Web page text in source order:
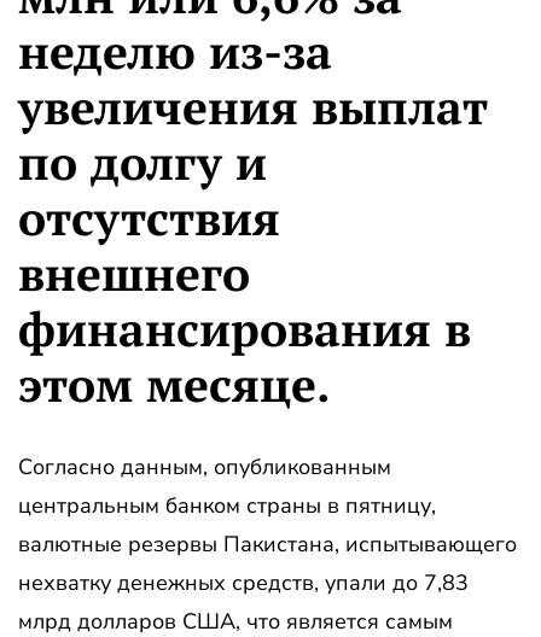
неделю из-за
увеличения выплат
по долгу и
отсутствия
внешнего
финансирования в
этом месяце.
Согласно данным, опубликованным
центральным банком страны в пятницу,
валютные резервы Пакистана, испытывающего
нехватку денежных средств, упали до 7,83
млрд долларов США, что является самым